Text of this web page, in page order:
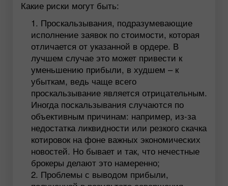
Какие риски могут быть:
Проскальзывания, подразумевающие
исполнение заявок по стоимости, которая
отличается от указанной в ордере. В
лучшем случае это может привести к
уменьшению прибыли, в худшем – к
убыткам, ведь чаще всего
проскальзывание является отрицательным.
Иногда поскальзывания случаются по
объективным причинам: например, из-за
недостатка ликвидности или резкого скачка
котировок на фоне важных экономических
новостей. Но бывает и так, что нечестные
брокеры делают это намеренно;
Проблемы с выводом прибыли,